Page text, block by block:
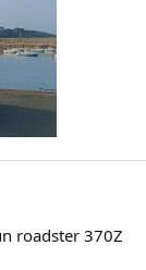
roadster 370Z